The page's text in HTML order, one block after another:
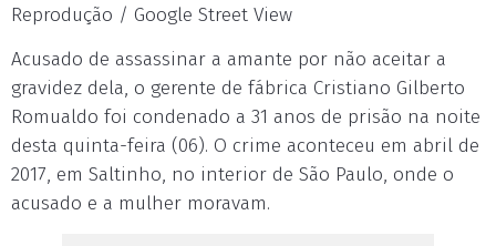
Reprodução / Google Street View
Acusado de assassinar a amante por não aceitar a
gravidez dela, o gerente de fábrica Cristiano Gilberto
Romualdo foi condenado a 31 anos de prisão na noite
desta quinta-feira (06). O crime aconteceu em abril de
2017, em Saltinho, no interior de São Paulo, onde o
acusado e a mulher moravam.